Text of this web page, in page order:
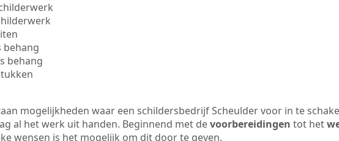
behang
behang
mogelijkheden waar een schildersbedrijf Scheulder voor in te
al het werk uit handen. Beginnend met devoorbereidingen tot het
wensen is het mogelijk om dit door te geven.